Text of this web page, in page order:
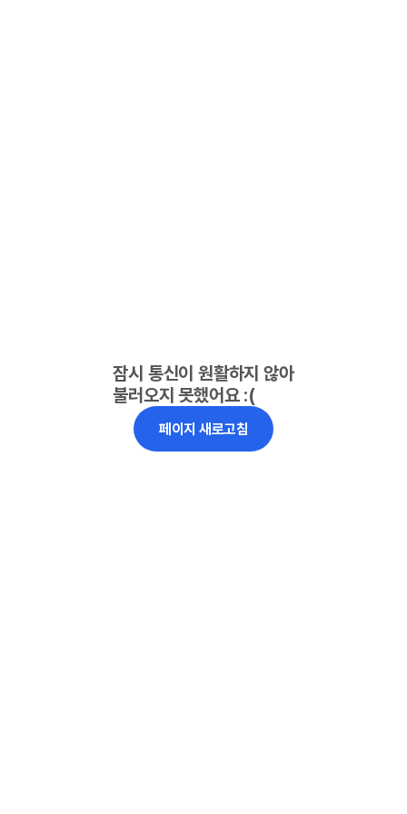
잠시 통신이 원활하지 않아
불러오지 못했어요 :(
페이지 새로고침